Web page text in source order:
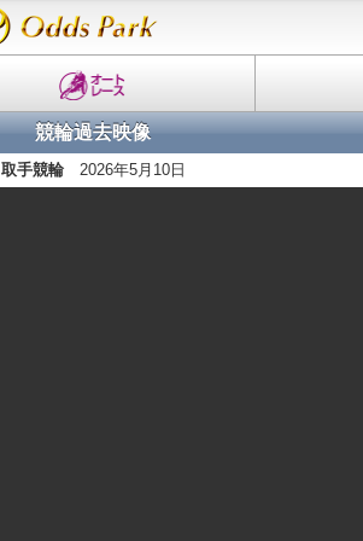
競輪過去映像
取手競輪 2026年5月10日